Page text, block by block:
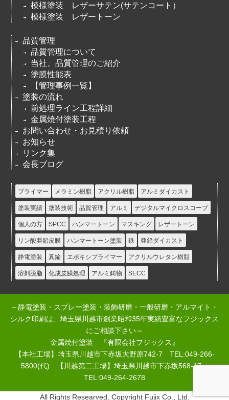
模様塗装 レザーサテン(サテンコート）
模様塗装 レザートーン
品質管理
品質管理について
当社、品質管理のご紹介
塗膜性能表
【管理事例一覧】
塗装の流れ
前処理ライン工程詳細
金属焼付塗装工程
お問い合わせ・お見積り依頼
お知らせ
リンク集
会長ブログ
プライマー メラミン樹脂 アクリル樹脂 アルミダイカスト
塗装実績 塗装技術 品質管理 アルミ デジタルマイクロスコープ
個人の方 SPCC ハンマートーン マスキング レザートーン
リン酸亜鉛皮膜 ハンマートーン塗装 鉄 亜鉛ダイカスト
静電塗装 真鍮 エポキシプライマー アクリルウレタン樹脂
溶剤脱脂 化成皮膜処理 アルミ鋳物 SECC
～静電塗装・スプレー塗装・装飾研磨・一般研磨・アルマイト・
シルク印刷は、埼玉県川越市創業昭和35年実績豊富なフジックス
にご相談下さい～
金属焼付塗装 『有限会社フジックス』
【本社工場】埼玉県川越市下赤坂大野原742-7 TEL:049-266-
5800(代) 【川越第二工場】埼玉県川越市下赤坂568-17
TEL:049-264-2678
All Rights Researved, Copyright Fujix Co., Ltd.